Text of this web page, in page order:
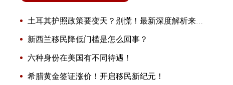
土耳其护照政策要变天？别慌！最新深度解析来了
🔥新西兰移民降低门槛是怎么回事？
六种身份在美国有不同待遇！
希腊黄金签证涨价！开启移民新纪元！